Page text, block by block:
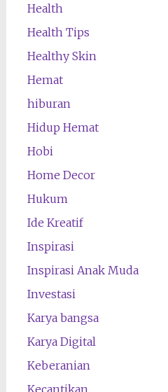
Health
Health Tips
Healthy Skin
Hemat
hiburan
Hidup Hemat
Hobi
Home Decor
Hukum
Ide Kreatif
Inspirasi
Inspirasi Anak Muda
Investasi
Karya bangsa
Karya Digital
Keberanian
Kecantikan